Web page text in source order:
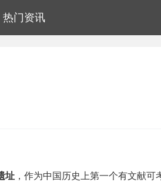
热门资讯
址 ，作为中国历史上第一个有文献可